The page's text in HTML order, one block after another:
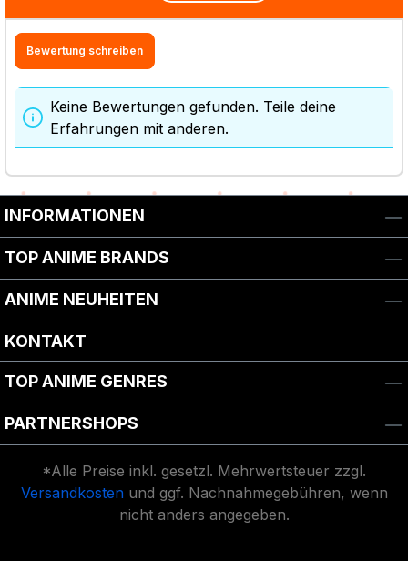
Bewertung schreiben
Keine Bewertungen gefunden. Teile deine
Erfahrungen mit anderen.
INFORMATIONEN
TOP ANIME BRANDS
ANIME NEUHEITEN
KONTAKT
TOP ANIME GENRES
PARTNERSHOPS
*Alle Preise inkl. gesetzl. Mehrwertsteuer zzgl.
Versandkosten und ggf. Nachnahmegebühren, wenn
nicht anders angegeben.